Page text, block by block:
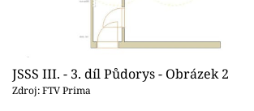
JSSS III. - 3. díl Půdorys - Obrázek 2
Zdroj: FTV Prima